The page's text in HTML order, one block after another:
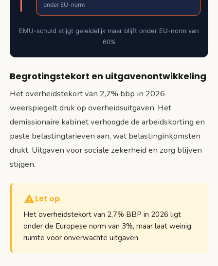
onder EU-norm
EMU-schuld stijgt geleidelijk maar blijft onder EU-norm van
60%
Begrotingstekort en uitgavenontwikkeling
Het overheidstekort van 2,7% bbp in 2026
weerspiegelt druk op overheidsuitgaven. Het
demissionaire kabinet verhoogde de arbeidskorting en
paste belastingtarieven aan, wat belastinginkomsten
drukt. Uitgaven voor sociale zekerheid en zorg blijven
stijgen.
Let op
Het overheidstekort van 2,7% BBP in 2026 ligt
onder de Europese norm van 3%, maar laat weinig
ruimte voor onverwachte uitgaven.